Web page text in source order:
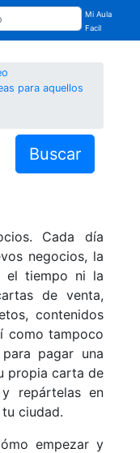
Mi Aula
Facil
para aquellos
Buscar
Cada día
negocios, la
el tiempo ni la
de venta,
contenidos
como tampoco
pagar una
propia carta de
repártelas en
ciudad.
empezar y